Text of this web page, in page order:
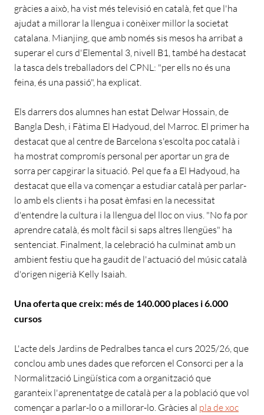
gràcies a això, ha vist més televisió en català, fet que l'ha
ajudat a millorar la llengua i conèixer millor la societat
catalana. Mianjing, que amb només sis mesos ha arribat a
superar el curs d'Elemental 3, nivell B1, també ha destacat
la tasca dels treballadors del CPNL: "per ells no és una
feina, és una passió", ha explicat.
Els darrers dos alumnes han estat Delwar Hossain, de
Bangla Desh, i Fàtima El Hadyoud, del Marroc. El primer ha
destacat que al centre de Barcelona s'escolta poc català i
ha mostrat compromís personal per aportar un gra de
sorra per capgirar la situació. Pel que fa a El Hadyoud, ha
destacat que ella va començar a estudiar català per parlar-
lo amb els clients i ha posat èmfasi en la necessitat
d'entendre la cultura i la llengua del lloc on vius. "No fa por
aprendre català, és molt fàcil si saps altres llengües" ha
sentenciat. Finalment, la celebració ha culminat amb un
ambient festiu que ha gaudit de l'actuació del músic català
d'origen nigerià Kelly Isaiah.
Una oferta que creix: més de 140.000 places i 6.000
cursos
L'acte dels Jardins de Pedralbes tanca el curs 2025/26, que
conclou amb unes dades que reforcen el Consorci per a la
Normalització Lingüística com a organització que
garanteix l'aprenentatge de català per a la població que vol
començar a parlar-lo o a millorar-lo. Gràcies al pla de xoc